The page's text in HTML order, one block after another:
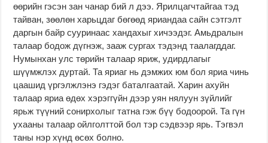
өөрийн гэсэн зан чанар бий л дээ. Ярилцагчтайгаа тэд
тайван, зөөлөн харьцдаг бөгөөд яриандаа сайн сэтгэлт
даргын байр сууринаас хандахыг хичээдэг. Амьдралын
талаар бодож дүгнэж, зааж сургах тэдэнд таалагддаг.
Нумынхан улс төрийн талаар яриж, удирдлагыг
шүүмжлэх дуртай. Та яриаг нь дэмжих юм бол яриа чинь
цаашид үргэлжлэнэ гэдэг баталгаатай. Харин ахуйн
талаар яриа өдөх хэрэггүйн дээр уян нялуун зүйлийг
ярьж түүний сонирхолыг татна гэж бүү бодоорой. Та гүн
ухааны талаар ойлголттой бол тэр сэдвээр ярь. Тэгвэл
таны нэр хүнд өсөх болно.